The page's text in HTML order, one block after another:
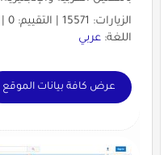
الزيارات: 15571 | التقييم: 0 | المقيّمين: 0 | الدولة:
اللغة: عربي
عرض كافة بيانات الموقع